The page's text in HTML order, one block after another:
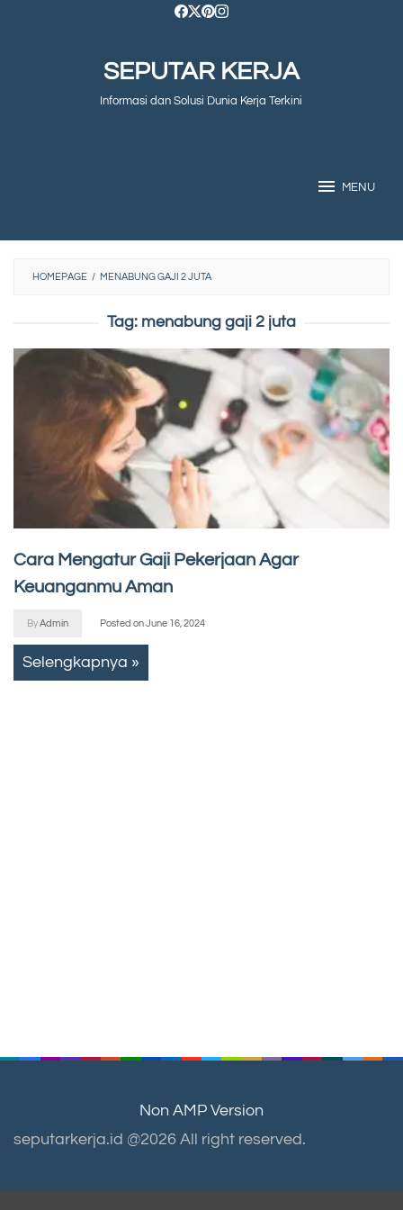
SEPUTAR KERJA
Informasi dan Solusi Dunia Kerja Terkini
MENU
HOMEPAGE / MENABUNG GAJI 2 JUTA
Tag: menabung gaji 2 juta
Cara Mengatur Gaji Pekerjaan Agar
Keuanganmu Aman
ByAdmin Posted onJune 16, 2024
Selengkapnya »
Non AMP Version
seputarkerja.id @2026 All right reserved.